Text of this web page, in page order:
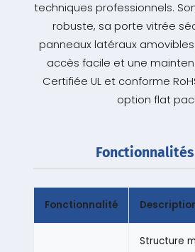
techniques professionnels.
robuste, sa porte vitrée
panneaux latéraux
accès facile et une
Certifiée UL et conforme
option flat
Fonctionnalité
Structure